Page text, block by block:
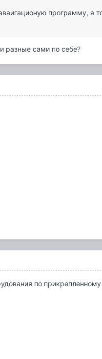
программу, а
разные сами по себе?
по